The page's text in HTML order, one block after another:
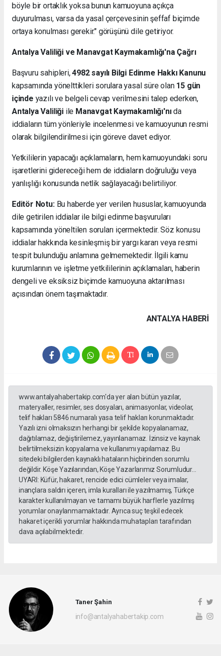
böyle bir ortaklık yoksa bunun kamuoyuna açıkça
duyurulması, varsa da yasal çerçevesinin şeffaf biçimde
ortaya konulması gerekir." görüşünü dile getiriyor.
Antalya Valiliği ve Manavgat Kaymakamlığı'na Çağrı
Başvuru sahipleri,4982 sayılı Bilgi Edinme Hakkı Kanunu
kapsamında yönelttikleri sorulara yasal süre olan 15 gün
içinde yazılı ve belgeli cevap verilmesini talep ederken,
Antalya Valiliğiile Manavgat Kaymakamlığı'nıda
iddiaların tüm yönleriyle incelenmesi ve kamuoyunun resmi
olarak bilgilendirilmesi için göreve davet ediyor.
Yetkililerin yapacağı açıklamaların, hem kamuoyundaki soru
işaretlerini gidereceği hem de iddiaların doğruluğu veya
yanlışlığı konusunda netlik sağlayacağı belirtiliyor.
Editör Notu:Bu haberde yer verilen hususlar, kamuoyunda
dile getirilen iddialar ile bilgi edinme başvuruları
kapsamında yöneltilen soruları içermektedir. Söz konusu
iddialar hakkında kesinleşmiş bir yargı kararı veya resmi
tespit bulunduğu anlamına gelmemektedir. İlgili kamu
kurumlarının ve işletme yetkililerinin açıklamaları, haberin
dengeli ve eksiksiz biçimde kamuoyuna aktarılması
açısından önem taşımaktadır.
ANTALYA HABERİ
www.antalyahabertakip.com'da yer alan bütün yazılar,
materyaller, resimler, ses dosyaları, animasyonlar, videolar,
telif hakları 5846 numaralı yasa telif hakları korunmaktadır.
Yazılı izni olmaksızın herhangi bir şekilde kopyalanamaz,
dağıtılamaz, değiştirilemez, yayınlanamaz. İzinsiz ve kaynak
belirtilmeksizin kopyalama ve kullanımı yapılamaz. Bu
sitedeki bilgilerden kaynaklı hataların hiçbirinden sorumlu
değildir. Köşe Yazılarından, Köşe Yazarlarımız Sorumludur...
UYARI: Küfür, hakaret, rencide edici cümleler veya imalar,
inançlara saldırı içeren, imla kuralları ile yazılmamış, Türkçe
karakter kullanılmayan ve tamamı büyük harflerle yazılmış
yorumlar onaylanmamaktadır. Ayrıca suç teşkil edecek
hakaret içerikli yorumlar hakkında muhatapları tarafından
dava açılabilmektedir.
Taner Şahin
info@antalyahabertakip.com